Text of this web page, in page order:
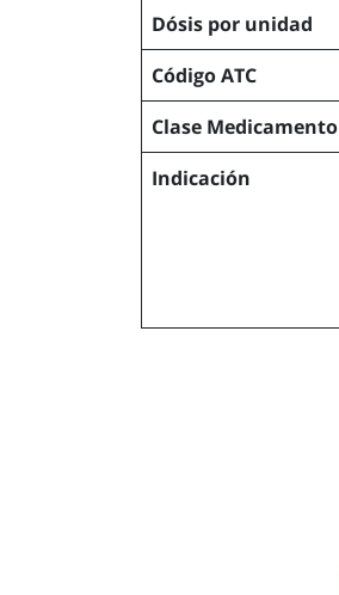
Dósis por unidad
Código ATC
Clase Medicamento
Indicación